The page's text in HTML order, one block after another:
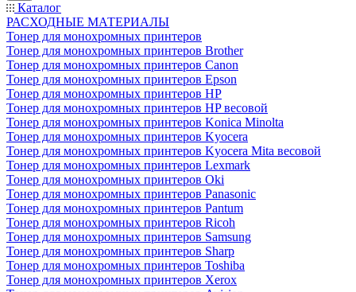
Каталог
РАСХОДНЫЕ МАТЕРИАЛЫ
Тонер для монохромных принтеров
Тонер для монохромных принтеров Brother
Тонер для монохромных принтеров Canon
Тонер для монохромных принтеров Epson
Тонер для монохромных принтеров HP
Тонер для монохромных принтеров HP весовой
Тонер для монохромных принтеров Konica Minolta
Тонер для монохромных принтеров Kyocera
Тонер для монохромных принтеров Kyocera Mita весовой
Тонер для монохромных принтеров Lexmark
Тонер для монохромных принтеров Oki
Тонер для монохромных принтеров Panasonic
Тонер для монохромных принтеров Pantum
Тонер для монохромных принтеров Ricoh
Тонер для монохромных принтеров Samsung
Тонер для монохромных принтеров Sharp
Тонер для монохромных принтеров Toshiba
Тонер для монохромных принтеров Xerox